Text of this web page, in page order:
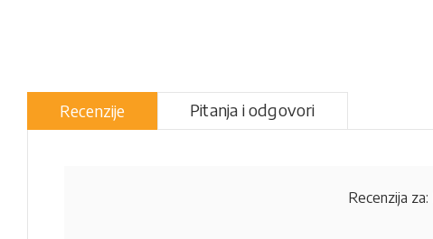
Recenzije Pitanja i odgovori
Recenzija za: